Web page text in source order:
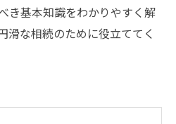
き基本知識をわかりやすく解
滑な相続のために役立ててく